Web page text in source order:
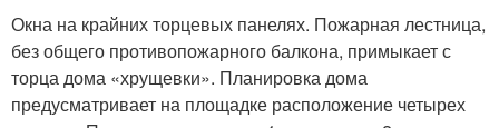
Окна на крайних торцевых панелях. Пожарная лестница,
без общего противопожарного балкона, примыкает с
торца дома «хрущевки». Планировка дома
предусматривает на площадке расположение четырех